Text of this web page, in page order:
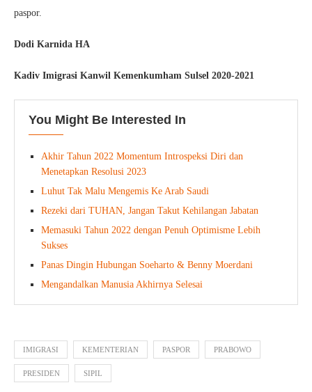
paspor.
Dodi Karnida HA
Kadiv Imigrasi Kanwil Kemenkumham Sulsel 2020-2021
You Might Be Interested In
Akhir Tahun 2022 Momentum Introspeksi Diri dan
Menetapkan Resolusi 2023
Luhut Tak Malu Mengemis Ke Arab Saudi
Rezeki dari TUHAN, Jangan Takut Kehilangan Jabatan
Memasuki Tahun 2022 dengan Penuh Optimisme Lebih
Sukses
Panas Dingin Hubungan Soeharto & Benny Moerdani
Mengandalkan Manusia Akhirnya Selesai
IMIGRASI KEMENTERIAN PASPOR PRABOWO
PRESIDEN SIPIL